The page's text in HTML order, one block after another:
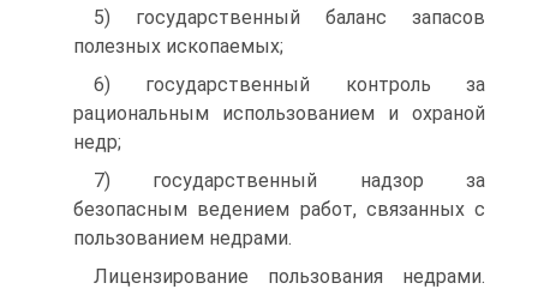
5) государственный баланс запасов
полезных ископаемых;
6) государственный контроль за
рациональным использованием и охраной
недр;
7) государственный надзор за
безопасным ведением работ, связанных с
пользованием недрами.
Лицензирование пользования недрами.